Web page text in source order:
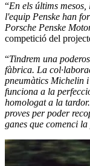
“En els últims
l'equip Penske han
Porsche Penske
competició del
“Tindrem una
fàbrica. La
pneumàtics Michelin
funciona a la
homologat a la
proves per poder
ganes que comenci